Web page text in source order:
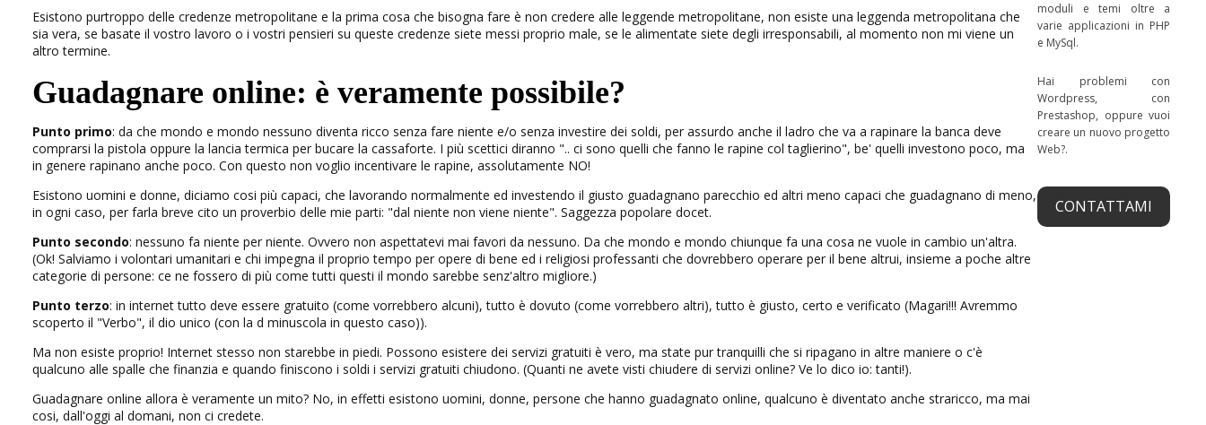
Esistono purtroppo delle credenze metropolitane e la prima cosa che bisogna fare è non credere alle leggende metropolitane, non esiste una leggenda metropolitana che
sia vera, se basate il vostro lavoro o i vostri pensieri su queste credenze siete messi proprio male, se le alimentate siete degli irresponsabili, al momento non mi viene un
altro termine.
Guadagnare online: è veramente possibile?
Punto primo: da che mondo e mondo nessuno diventa ricco senza fare niente e/o senza investire dei soldi, per assurdo anche il ladro che va a rapinare la banca deve
comprarsi la pistola oppure la lancia termica per bucare la cassaforte. I più scettici diranno ".. ci sono quelli che fanno le rapine col taglierino", be' quelli investono poco, ma
in genere rapinano anche poco. Con questo non voglio incentivare le rapine, assolutamente NO!
Esistono uomini e donne, diciamo cosi più capaci, che lavorando normalmente ed investendo il giusto guadagnano parecchio ed altri meno capaci che guadagnano di meno,
in ogni caso, per farla breve cito un proverbio delle mie parti: "dal niente non viene niente". Saggezza popolare docet.
Punto secondo: nessuno fa niente per niente. Ovvero non aspettatevi mai favori da nessuno. Da che mondo e mondo chiunque fa una cosa ne vuole in cambio un'altra.
(Ok! Salviamo i volontari umanitari e chi impegna il proprio tempo per opere di bene ed i religiosi professanti che dovrebbero operare per il bene altrui, insieme a poche altre
categorie di persone: ce ne fossero di più come tutti questi il mondo sarebbe senz'altro migliore.)
Punto terzo: in internet tutto deve essere gratuito (come vorrebbero alcuni), tutto è dovuto (come vorrebbero altri), tutto è giusto, certo e verificato (Magari!!! Avremmo
scoperto il "Verbo", il dio unico (con la d minuscola in questo caso)).
Ma non esiste proprio! Internet stesso non starebbe in piedi. Possono esistere dei servizi gratuiti è vero, ma state pur tranquilli che si ripagano in altre maniere o c'è
qualcuno alle spalle che finanzia e quando finiscono i soldi i servizi gratuiti chiudono. (Quanti ne avete visti chiudere di servizi online? Ve lo dico io: tanti!).
Guadagnare online allora è veramente un mito? No, in effetti esistono uomini, donne, persone che hanno guadagnato online, qualcuno è diventato anche straricco, ma mai
cosi, dall'oggi al domani, non ci credete.
moduli e temi oltre a
varie applicazioni in PHP
e MySql.
Hai problemi con
Wordpress, con
Prestashop, oppure vuoi
creare un nuovo progetto
Web?.
CONTATTAMI